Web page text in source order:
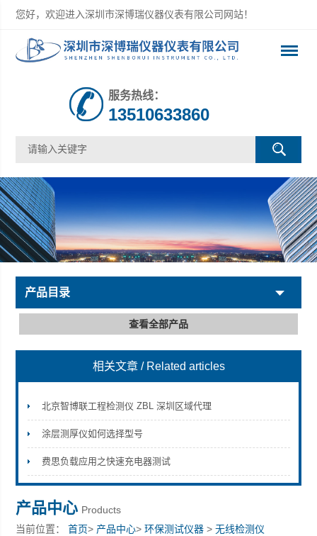
您好，欢迎进入深圳市深博瑞仪器仪表有限公司网站！
深圳市深博瑞仪器仪表有限公司
服务热线：
13510633860
产品目录
查看全部产品
相关文章 / Related articles
北京智博联工程检测仪 ZBL 深圳区域代理
涂层测厚仪如何选择型号
费思负载应用之快速充电器测试
产品中心 Products
当前位置：首页> 产品中心>环保测试仪器 >无线检测仪